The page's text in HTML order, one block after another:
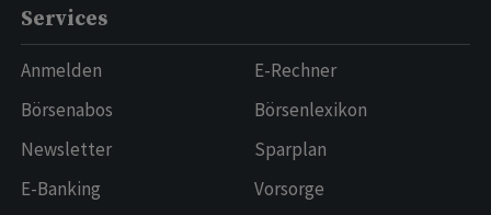
Services
Anmelden
Börsenabos
Newsletter
E-Banking
E-Rechner
Börsenlexikon
Sparplan
Vorsorge